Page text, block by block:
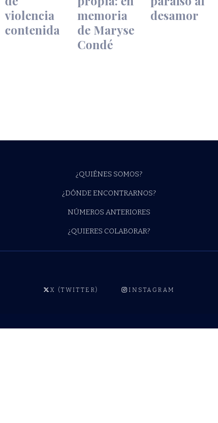
violencia
contenida
memoria
de Maryse
Condé
desamor
De lecturas
​​Una
trayectoria
feminista
Un viento